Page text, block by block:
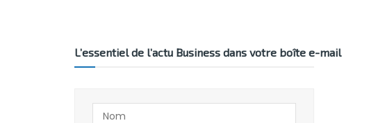
L’essentiel de l’actu Business dans votre boîte e-mail